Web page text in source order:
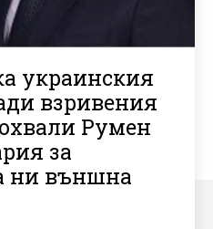
украинския
взривения
Румен
за
ни външна